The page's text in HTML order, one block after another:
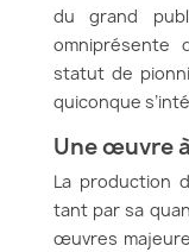
du grand
omniprésente
statut de
quiconque
Une œuvre
La production
tant par sa
œuvres